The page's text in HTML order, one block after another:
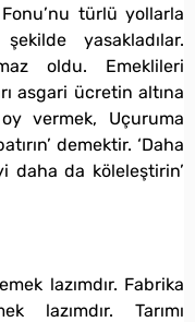
türlü yollarla
yasakladılar.
oldu. Emeklileri
asgari ücretin altına
vermek, Uçuruma
demektir. ‘Daha
daha da köleleştirin’
lazımdır. Fabrika
lazımdır. Tarımı